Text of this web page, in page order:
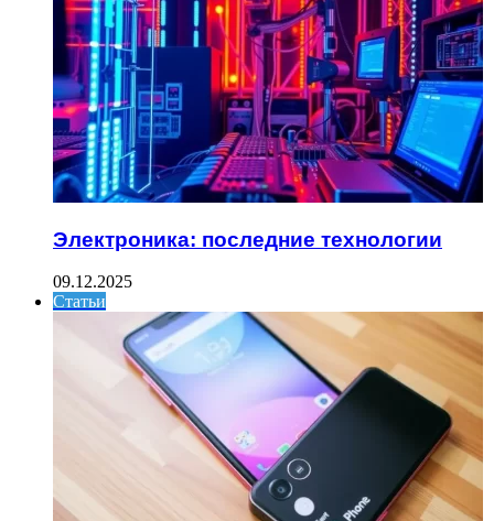
Электроника: последние технологии
09.12.2025
Статьи